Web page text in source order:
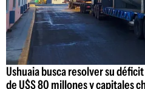
Ushuaia busca resolver su
de U$S 80 millones y capitales